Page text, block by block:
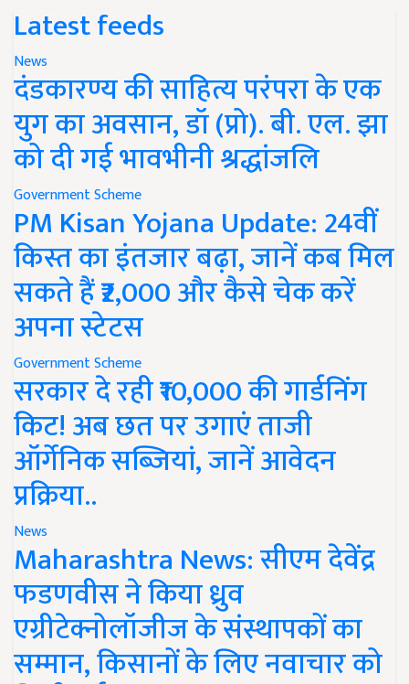
Latest feeds
News
दंडकारण्य की साहित्य परंपरा के एक
युग का अवसान, डॉ (प्रो). बी. एल. झा
को दी गई भावभीनी श्रद्धांजलि
Government Scheme
PM Kisan Yojana Update: 24वीं
किस्त का इंतजार बढ़ा, जानें कब मिल
सकते हैं ₹2,000 और कैसे चेक करें
अपना स्टेटस
Government Scheme
सरकार दे रही ₹10,000 की गार्डनिंग
किट! अब छत पर उगाएं ताजी
ऑर्गेनिक सब्जियां, जानें आवेदन
प्रक्रिया..
News
Maharashtra News: सीएम देवेंद्र
फडणवीस ने किया ध्रुव
एग्रीटेक्नोलॉजीज के संस्थापकों का
सम्मान, किसानों के लिए नवाचार को